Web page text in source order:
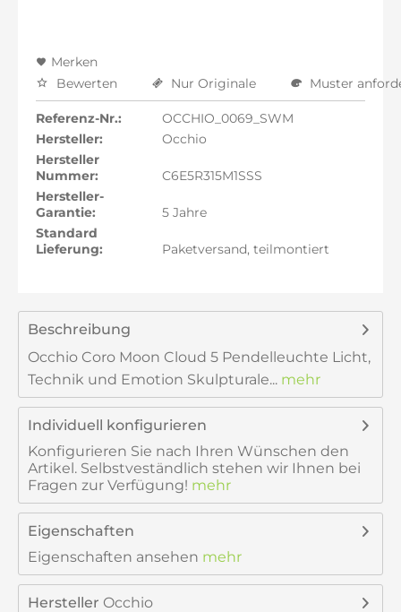
Merken
Bewerten
Nur Originale Muster
Referenz-Nr.:
OCCHIO_0069_SWM
Hersteller:
Occhio
Hersteller
Nummer:
C6E5R315M1SSS
Hersteller-
Garantie:
5 Jahre
Standard
Lieferung:
Paketversand, teilmontiert
Beschreibung
Occhio Coro Moon Cloud 5 Pendelleuchte Licht,
Technik und Emotion Skulpturale... mehr
Individuell konfigurieren
Konfigurieren Sie nach Ihren Wünschen den
Artikel. Selbstveständlich stehen wir Ihnen bei
Fragen zur Verfügung! mehr
Eigenschaften
Eigenschaften ansehen mehr
Hersteller Occhio